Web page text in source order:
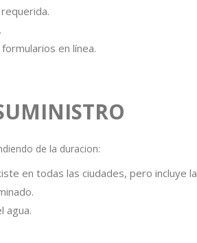
en línea.
de la duracion:
en todas las ciudades, pero incluye la
agua.